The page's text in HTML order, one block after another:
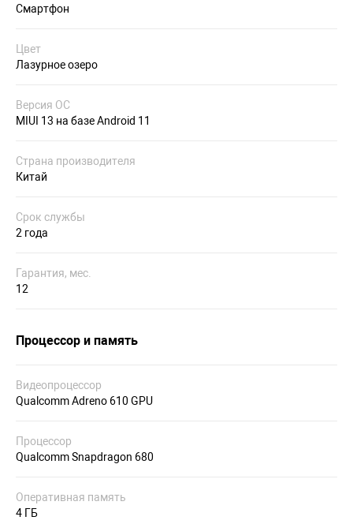
Смартфон
Цвет
Лазурное озеро
Версия ОС
MIUI 13 на базе Android 11
Страна производителя
Китай
Срок службы
2 года
Гарантия, мес.
12
Процессор и память
Видеопроцессор
Qualcomm Adreno 610 GPU
Процессор
Qualcomm Snapdragon 680
Оперативная память
4 ГБ